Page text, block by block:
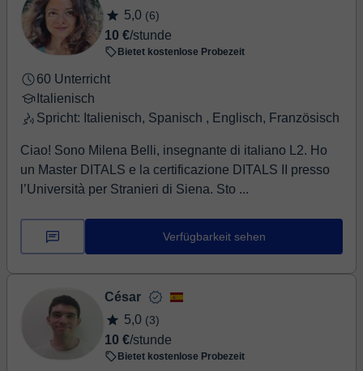
5,0 (6)
10 €/stunde
Bietet kostenlose Probezeit
60 Unterricht
Italienisch
Spricht: Italienisch, Spanisch , Englisch, Französisch
Ciao! Sono Milena Belli, insegnante di italiano L2. Ho
un Master DITALS e la certificazione DITALS II presso
l’Università per Stranieri di Siena. Sto ...
Verfügbarkeit sehen
César
5,0 (3)
10 €/stunde
Bietet kostenlose Probezeit